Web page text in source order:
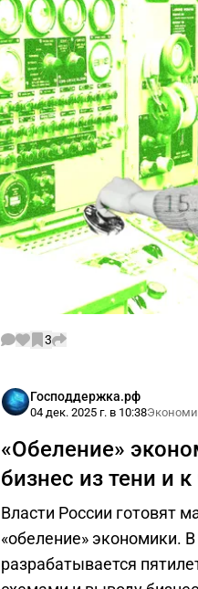
3
Господдержка.рф
04 дек. 2025 г. в 10:38
«Обеление»
бизнес из тени и
Власти России готовят
«обеление» экономики.
разрабатывается